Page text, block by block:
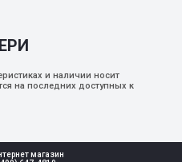
и наличии носит
на последних доступных к
магазин